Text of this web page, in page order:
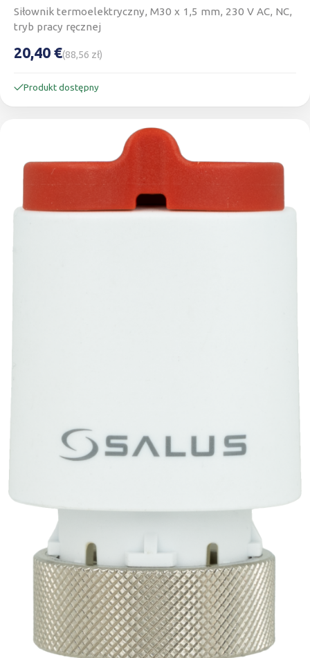
Siłownik termoelektryczny, M30 x 1,5 mm, 230 V AC, NC,
tryb pracy ręcznej
20,40 €(88,56 zł)
Produkt dostępny